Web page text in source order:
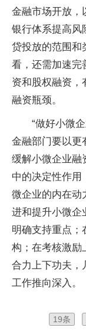
金融市场开放，
银行体系提高风
贷投放的范围和
看，还需加速完
资和股权融资，
融资瓶颈。
“做好小微
金融部门要以更
缓解小微企业融
中的决定性作用
微企业的内在动
进和提升小微企
明确支持重点；
构；在考核激励
合力上下功夫，
工作推向深入。
19条